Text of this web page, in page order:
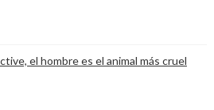
el hombre es el animal más cruel